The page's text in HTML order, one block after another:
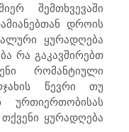
შემთხვევაში
დროის
ყურადღება
რა გაკავშირებთ
რომანტიული
წევრი თუ
ყურადღება